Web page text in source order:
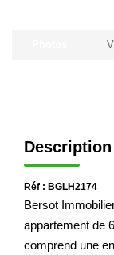
Description
Réf : BGLH2174
Bersot
appartement de
comprend une